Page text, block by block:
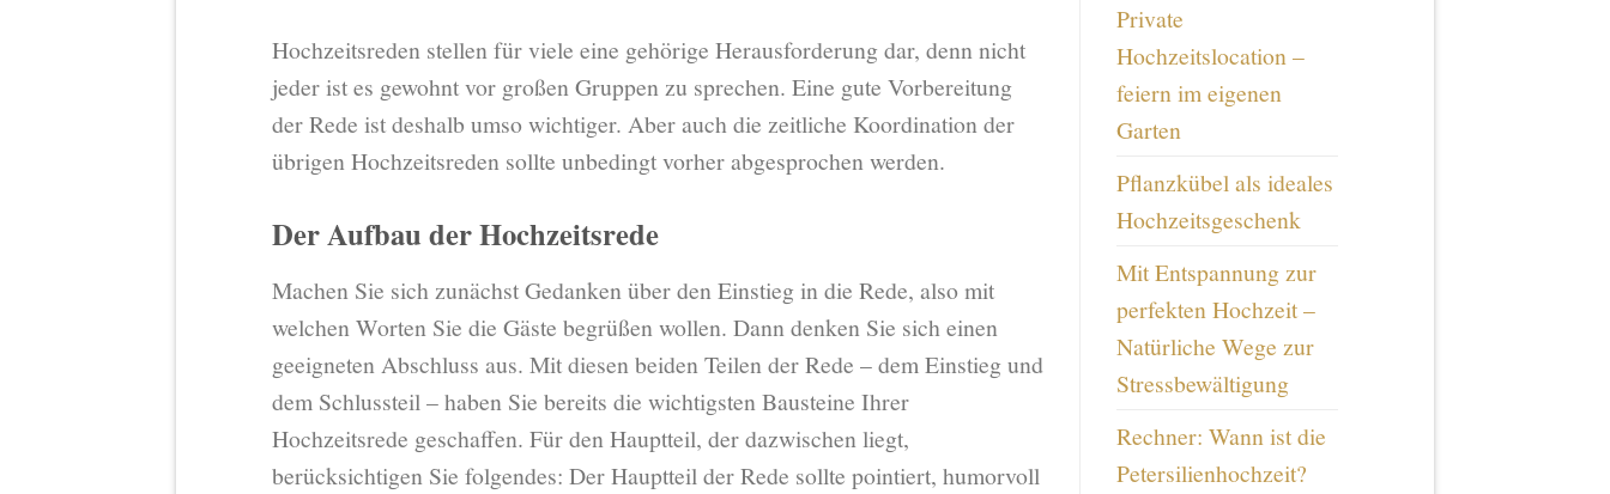
Hochzeitsreden stellen für viele eine gehörige Herausforderung dar, denn nicht
jeder ist es gewohnt vor großen Gruppen zu sprechen. Eine gute Vorbereitung
der Rede ist deshalb umso wichtiger. Aber auch die zeitliche Koordination der
übrigen Hochzeitsreden sollte unbedingt vorher abgesprochen werden.
Der Aufbau der Hochzeitsrede
Machen Sie sich zunächst Gedanken über den Einstieg in die Rede, also mit
welchen Worten Sie die Gäste begrüßen wollen. Dann denken Sie sich einen
geeigneten Abschluss aus. Mit diesen beiden Teilen der Rede – dem Einstieg und
dem Schlussteil – haben Sie bereits die wichtigsten Bausteine Ihrer
Hochzeitsrede geschaffen. Für den Hauptteil, der dazwischen liegt,
berücksichtigen Sie folgendes: Der Hauptteil der Rede sollte pointiert, humorvoll
Private
Hochzeitslocation –
feiern im eigenen
Garten
Pflanzkübel als ideales
Hochzeitsgeschenk
Mit Entspannung zur
perfekten Hochzeit –
Natürliche Wege zur
Stressbewältigung
Rechner: Wann ist die
Petersilienhochzeit?